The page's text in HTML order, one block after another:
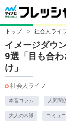
トップ > 社会人ライ
イメージダウ
9選「目も合
け」
社会人ライフ
本音コラム. 人間関
大人の常識 コミュ